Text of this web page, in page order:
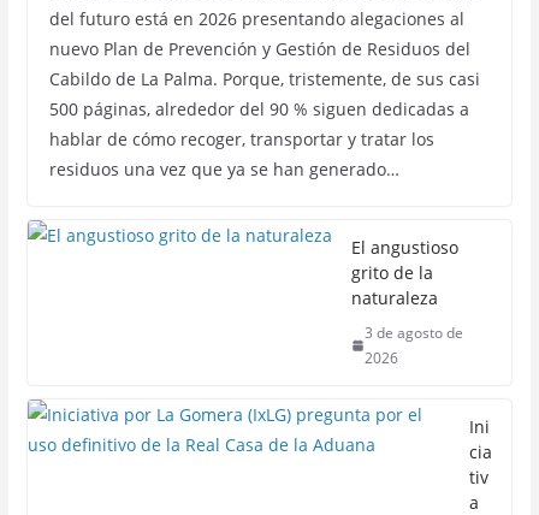
del futuro está en 2026 presentando alegaciones al
nuevo Plan de Prevención y Gestión de Residuos del
Cabildo de La Palma. Porque, tristemente, de sus casi
500 páginas, alrededor del 90 % siguen dedicadas a
hablar de cómo recoger, transportar y tratar los
residuos una vez que ya se han generado…
El angustioso
grito de la
naturaleza
3 de agosto de
2026
Ini
cia
tiv
a